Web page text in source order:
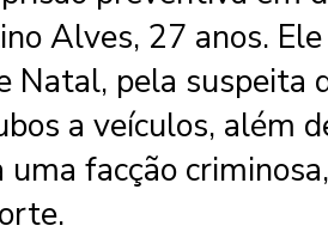
Alves, 27 anos.
Natal, pela suspeita
a veículos, além
uma facção